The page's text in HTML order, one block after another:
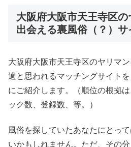
大阪府大阪市天王寺区
出会える裏風俗（？）サ
大阪府大阪市天王寺区のヤリマ
適と思われるマッチングサイト
にご紹介します。（順位の根拠
ック数、登録数、等。）
風俗を探していたあなたにとっ
いかもしれません。ただ、その